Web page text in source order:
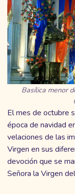
Basílica menor
El mes de octubre
época de navidad
velaciones de las
Virgen en sus
devoción que se
Señora la Virgen